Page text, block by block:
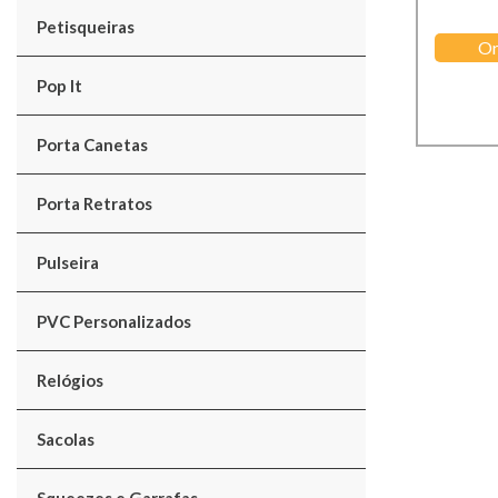
Petisqueiras
Pop It
Porta Canetas
Porta Retratos
Pulseira
PVC Personalizados
Relógios
Sacolas